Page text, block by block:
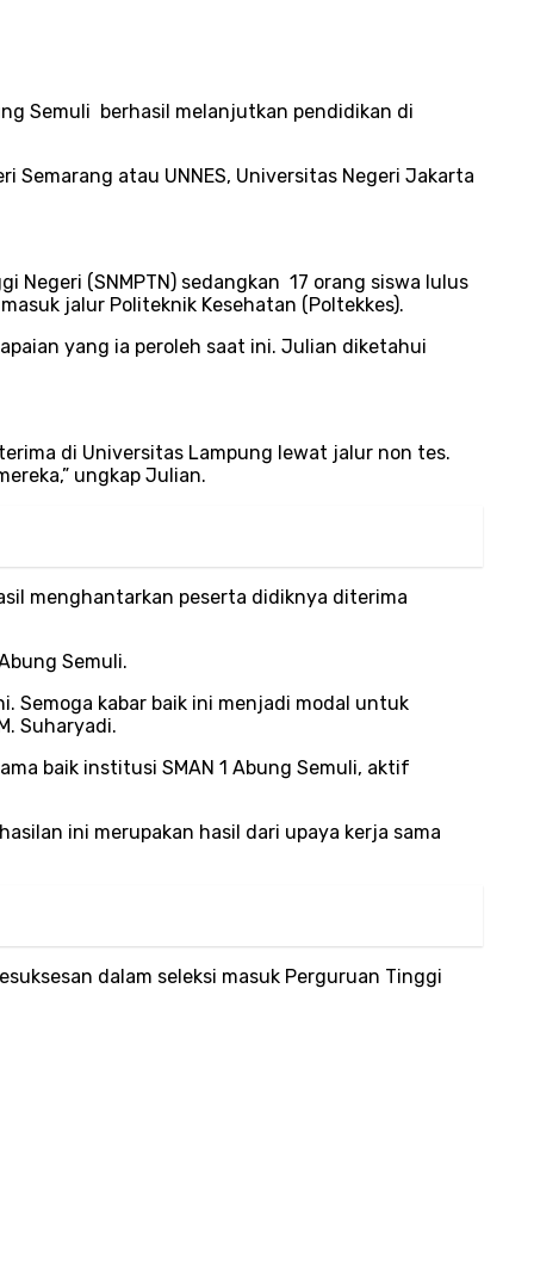
Semuli berhasil melanjutkan pendidikan di
Semarang atau UNNES, Universitas Negeri Jakarta
Negeri (SNMPTN) sedangkan 17 orang siswa lulus
jalur Politeknik Kesehatan (Poltekkes).
yang ia peroleh saat ini. Julian diketahui
di Universitas Lampung lewat jalur non tes.
ungkap Julian.
menghantarkan peserta didiknya diterima
Semuli.
Semoga kabar baik ini menjadi modal untuk
Suharyadi.
baik institusi SMAN 1 Abung Semuli, aktif
ini merupakan hasil dari upaya kerja sama
dalam seleksi masuk Perguruan Tinggi